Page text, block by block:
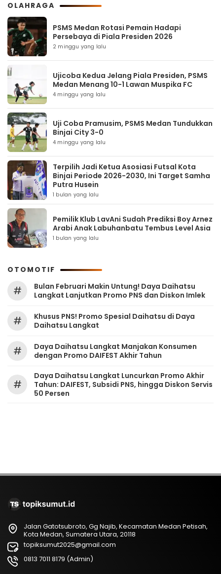
OLAHRAGA
PSMS Medan Rotasi Pemain Hadapi
Persebaya di Piala Presiden 2026
2 minggu yang lalu
Ujicoba Kedua Jelang Piala Presiden, PSMS
Medan Menang 10-1 Lawan Muspika FC
4 minggu yang lalu
Uji Coba Pramusim, PSMS Medan Tundukkan
Binjai City 3-0
4 minggu yang lalu
Terpilih Jadi Ketua Asosiasi Futsal Kota
Binjai Periode 2026-2030, Ini Target Samha
Putra Husein
1 bulan yang lalu
Pemilik Klub LavAni Sudah Prediksi Boy Arnez
Arabi Anak Labuhanbatu Tembus Level Asia
1 bulan yang lalu
OTOMOTIF
#
Bulan Februari Makin Untung! Daya Daihatsu
Langkat Lanjutkan Promo PNS dan Diskon Imlek
#
Khusus PNS! Promo Spesial Daihatsu di Daya
Daihatsu Langkat
#
Daya Daihatsu Langkat Manjakan Konsumen
dengan Promo DAIFEST Akhir Tahun
#
Daya Daihatsu Langkat Luncurkan Promo Akhir
Tahun: DAIFEST, Subsidi PNS, hingga Diskon Servis
50 Persen
Jalan Gatotsubroto, Gg Najib, Kecamatan Medan Petisah,
Kota Medan, Sumatera Utara, 20118
topiksumut2025@gmail.com
0813 7011 8179 (Admin)